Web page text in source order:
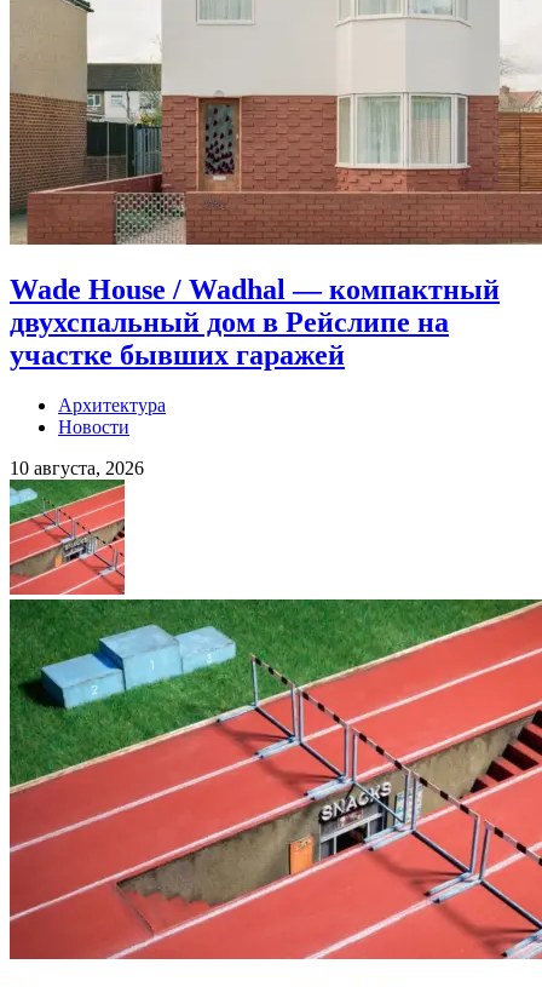
Wade House / Wadhal — компактный
двухспальный дом в Рейслипе на
участке бывших гаражей
Архитектура
Новости
10 августа, 2026